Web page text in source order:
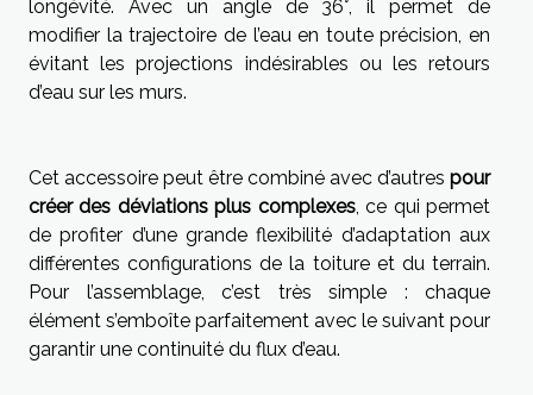
longévité. Avec un angle de 36°, il permet de
modifier la trajectoire de l’eau en toute précision, en
évitant les projections indésirables ou les retours
d’eau sur les murs.
Cet accessoire peut être combiné avec d’autres pour
créer des déviations plus complexes, ce qui permet
de profiter d’une grande flexibilité d’adaptation aux
différentes configurations de la toiture et du terrain.
Pour l’assemblage, c’est très simple : chaque
élément s’emboîte parfaitement avec le suivant pour
garantir une continuité du flux d’eau.